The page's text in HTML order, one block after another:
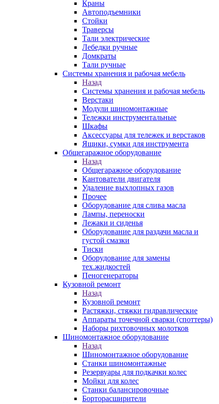
Краны
Автоподъемники
Стойки
Траверсы
Тали электрические
Лебедки ручные
Домкраты
Тали ручные
Системы хранения и рабочая мебель
Назад
Системы хранения и рабочая мебель
Верстаки
Модули шиномонтажные
Тележки инструментальные
Шкафы
Аксессуары для тележек и верстаков
Ящики, сумки для инструмента
Общегаражное оборудование
Назад
Общегаражное оборудование
Кантователи двигателя
Удаление выхлопных газов
Прочее
Оборудование для слива масла
Лампы, переноски
Лежаки и сиденья
Оборудование для раздачи масла и
густой смазки
Тиски
Оборудование для замены
тех.жидкостей
Пеногенераторы
Кузовной ремонт
Назад
Кузовной ремонт
Растяжки, стяжки гидравлические
Аппараты точечной сварки (споттеры)
Наборы рихтовочных молотков
Шиномонтажное оборудование
Назад
Шиномонтажное оборудование
Станки шиномонтажные
Резервуары для подкачки колес
Мойки для колес
Станки балансировочные
Борторасширители